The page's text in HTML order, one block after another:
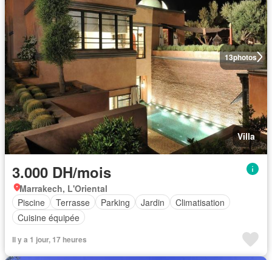
13photos
Villa
3.000 DH/mois
Marrakech, L'Oriental
Piscine
Terrasse Parking Jardin
Climatisation
Cuisine équipée
Il y a 1 jour, 17 heures